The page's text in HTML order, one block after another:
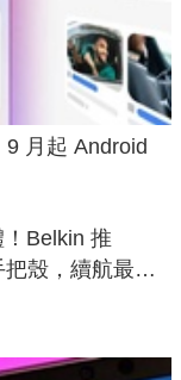
月起 Android
Belkin 推
殼，續航最高